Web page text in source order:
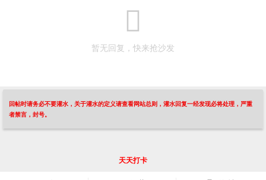
暂无回复，快来抢沙发
回帖时请务必不要灌水，关于灌水的定义请查看网站总则，灌水回复一经发现必将处理，严重
者禁言，封号。
天天打卡